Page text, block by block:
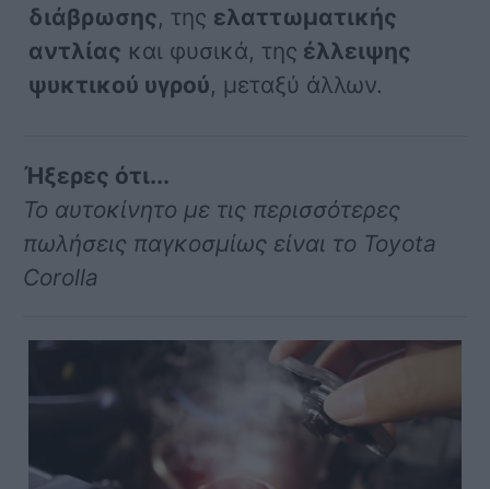
διάβρωσης, της ελαττωματικής
αντλίας και φυσικά, της έλλειψης
ψυκτικού υγρού, μεταξύ άλλων.
Ήξερες ότι...
Το αυτοκίνητο με τις περισσότερες
πωλήσεις παγκοσμίως είναι το Toyota
Corolla